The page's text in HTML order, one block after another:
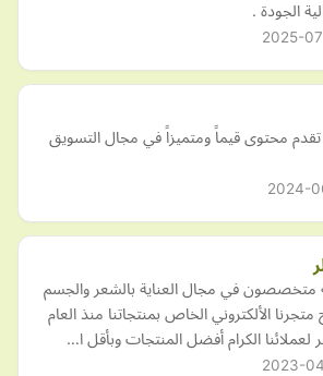
الجودة .
2025-
محتوى قيماً ومتميزاً في مجال التسويق
2024-
في مجال العناية بالشعر والجسم
الألكتروني الخاص بمنتجاتنا منذ العام
لعملائنا الكرام أفضل المنتجات وبأقل ا…
2023-